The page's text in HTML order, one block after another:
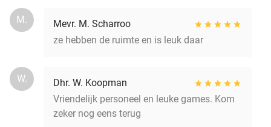
M.
Mevr. M. Scharroo
ze hebben de ruimte en is leuk daar
W.
Dhr. W. Koopman
Vriendelijk personeel en leuke games. Kom
zeker nog eens terug